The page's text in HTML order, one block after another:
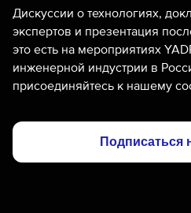
Дискуссии о технологиях,
экспертов и презентация
это есть на мероприятиях
инженерной индустрии в
присоединяйтесь к нашему
Подписаться